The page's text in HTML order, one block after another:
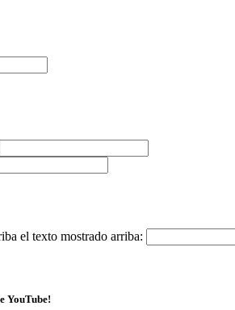
el texto mostrado arriba:
YouTube!